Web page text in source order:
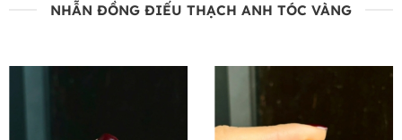
NHẪN ĐỒNG ĐIẾU THẠCH ANH TÓC VÀNG